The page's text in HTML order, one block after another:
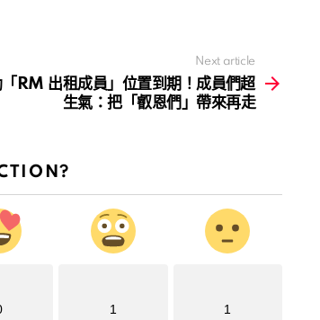
Next article
RM 出租成員」位置到期！成員們超
生氣：把「叡恩們」帶來再走
1 1